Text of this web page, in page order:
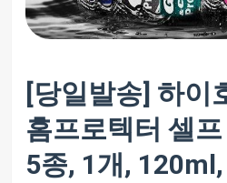
[당일발송] 하이
홈프로텍터 셀프
5종, 1개,